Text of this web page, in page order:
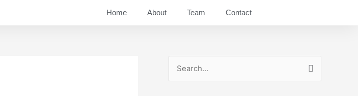
Home About Team Contact